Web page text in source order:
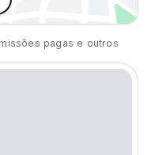
pagas e outros